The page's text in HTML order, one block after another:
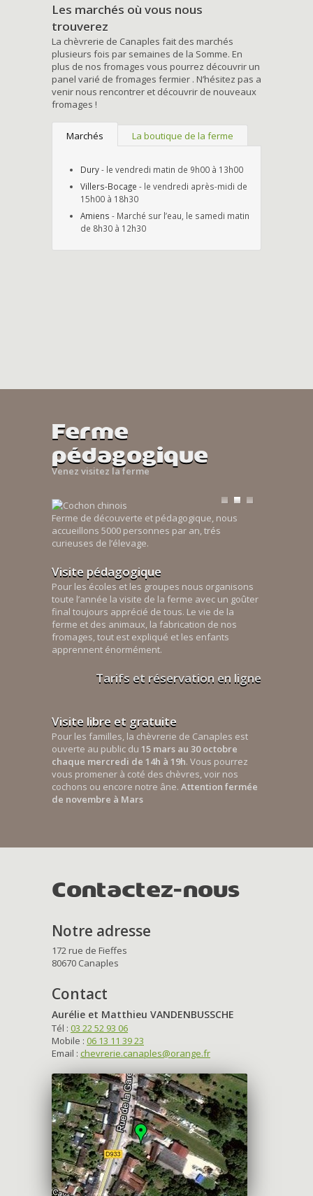
Les marchés où vous nous
trouverez
La chèvrerie de Canaples fait des marchés
plusieurs fois par semaines de la Somme. En
plus de nos fromages vous pourrez découvrir un
panel varié de fromages fermier . N’hésitez pas a
venir nous rencontrer et découvrir de nouveaux
fromages !
Marchés La boutique de la ferme
Dury- le vendredi matin de 9h00 à 13h00
Villers-Bocage - le vendredi après-midi de
15h00 à 18h30
Amiens - Marché sur l’eau, le samedi matin
de 8h30 à 12h30
Ferme
pédagogique
Venez visitez la ferme
Ferme de découverte et pédagogique, nous
accueillons 5000 personnes par an, trés
curieuses de l’élevage.
Visite pédagogique
Pour les écoles et les groupes nous organisons
toute l’année la visite de la ferme avec un goûter
final toujours apprécié de tous. Le vie de la
ferme et des animaux, la fabrication de nos
fromages, tout est expliqué et les enfants
apprennent énormément.
Tarifs et réservation en ligne
Visite libre et gratuite
Pour les familles, la chèvrerie de Canaples est
ouverte au public du 15 mars au 30 octobre
chaque mercredi de 14h à 19h. Vous pourrez
vous promener à coté des chèvres, voir nos
cochons ou encore notre âne. Attention fermée
de novembre à Mars
Contactez-nous
Notre adresse
172 rue de Fieffes
80670 Canaples
Contact
Aurélie et Matthieu VANDENBUSSCHE
Tél : 03 22 52 93 06
Mobile : 06 13 11 39 23
Email : chevrerie.canaples@orange.fr